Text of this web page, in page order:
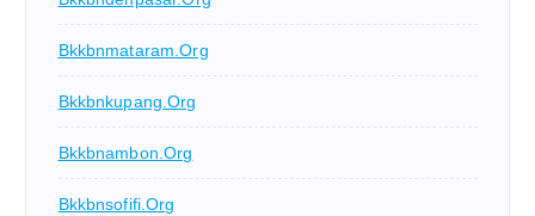
Bkkbnmataram.org
Bkkbnkupang.org
Bkkbnambon.org
Bkkbnsofifi.org